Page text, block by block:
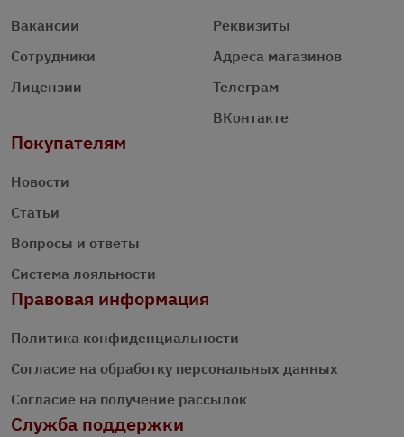
Вакансии
Сотрудники
Лицензии
Реквизиты
Адреса магазинов
Телеграм
ВКонтакте
Покупателям
Новости
Статьи
Вопросы и ответы
Система лояльности
Правовая информация
Политика конфиденциальности
Согласие на обработку персональных данных
Согласие на получение рассылок
Служба поддержки